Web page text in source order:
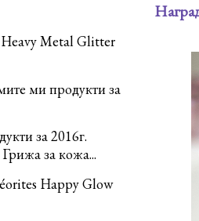
Metal Glitter
ми продукти за
за 2016г.
за кожа...
Happy Glow